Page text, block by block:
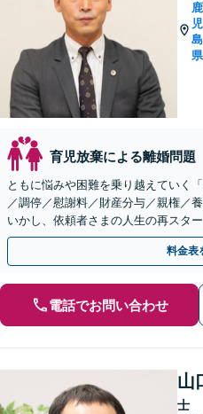
鹿
児
島
県
育児放棄による離婚問題
ともに悩みや困難を乗り越えていく
／調停／慰謝料／財産分与／親権／
いかし、依頼者さまの人生の再スタ
をうかがい総合的にベストな解決へ
料金表
電話でお問い合わせ
山
士